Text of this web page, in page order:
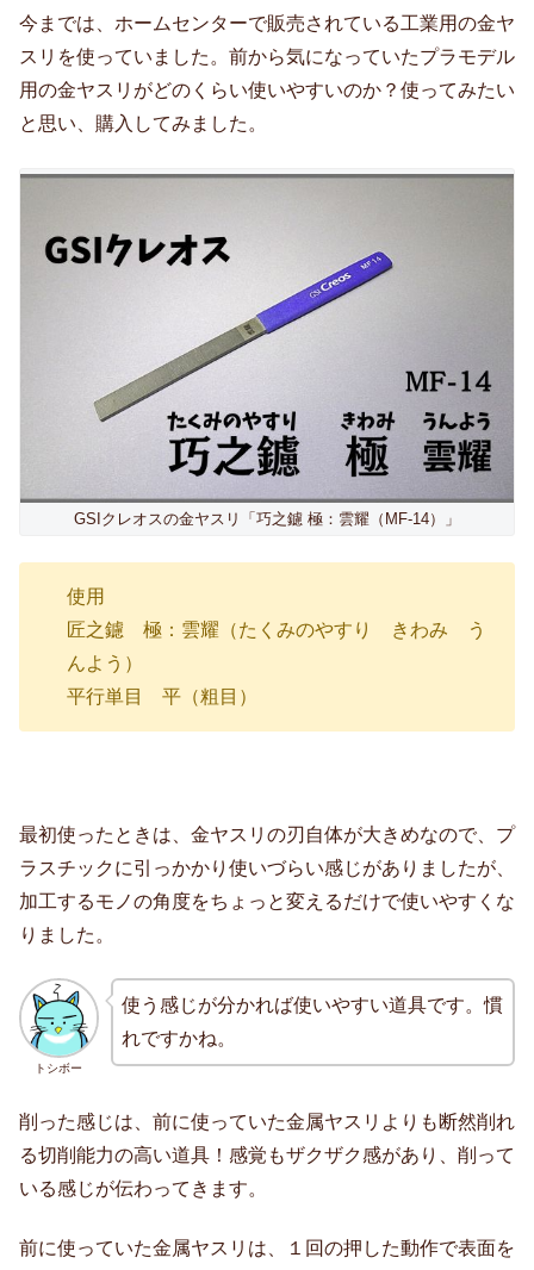
今までは、ホームセンターで販売されている工業用の金ヤ
スリを使っていました。前から気になっていたプラモデル
用の金ヤスリがどのくらい使いやすいのか？使ってみたい
と思い、購入してみました。
GSIクレオスの金ヤスリ「巧之鑢 極：雲耀（MF-14）」
使用
匠之鑢 極：雲耀（たくみのやすり きわみ う
んよう）
平行単目 平（粗目）
最初使ったときは、金ヤスリの刃自体が大きめなので、プ
ラスチックに引っかかり使いづらい感じがありましたが、
加工するモノの角度をちょっと変えるだけで使いやすくな
りました。
トシボー
使う感じが分かれば使いやすい道具です。慣
れですかね。
削った感じは、前に使っていた金属ヤスリよりも断然削れ
る切削能力の高い道具！感覚もザクザク感があり、削って
いる感じが伝わってきます。
前に使っていた金属ヤスリは、１回の押した動作で表面を